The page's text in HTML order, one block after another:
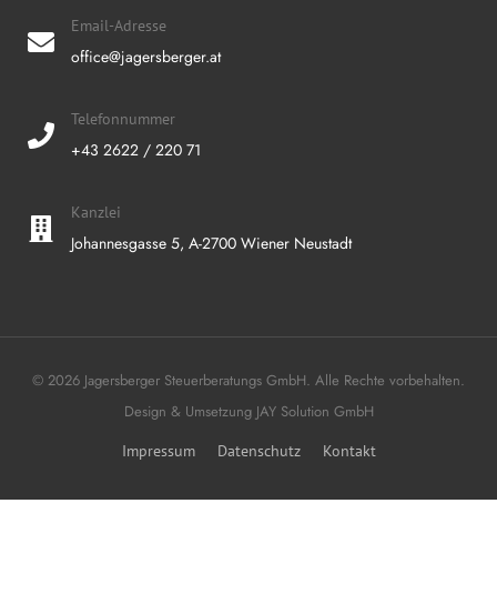
Email-Adresse
office@jagersberger.at
Telefonnummer
+43 2622 / 220 71
Kanzlei
Johannesgasse 5, A-2700 Wiener Neustadt
© 2026 Jagersberger Steuerberatungs GmbH. Alle Rechte vorbehalten.
Design & Umsetzung JAY Solution GmbH
Impressum Datenschutz Kontakt